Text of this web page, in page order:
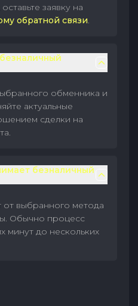
заявку на
обратной связи.
обменника и
актуальные
сделки на
безналичный
выбранного метода
Обычно процесс
минут до нескольких